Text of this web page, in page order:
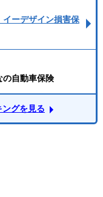
ーデザイン損害保
自動車保険
グを見る